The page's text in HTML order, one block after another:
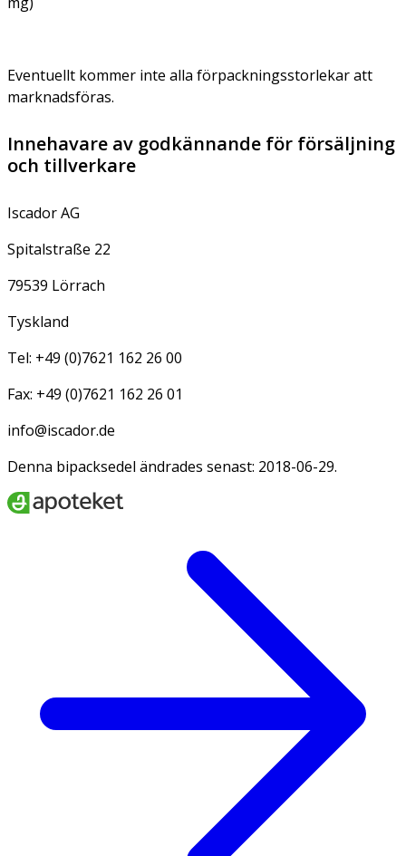
Eventuellt kommer inte alla förpackningsstorlekar att
marknadsföras.
Innehavare av godkännande för försäljning
och tillverkare
Iscador AG
Spitalstraße 22
79539 Lörrach
Tyskland
Tel: +49 (0)7621 162 26 00
Fax: +49 (0)7621 162 26 01
info@iscador.de
Denna bipacksedel ändrades senast: 2018-06-29.